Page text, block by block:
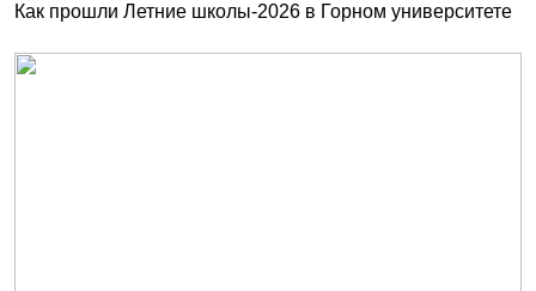
Как прошли Летние школы-2026 в Горном университете